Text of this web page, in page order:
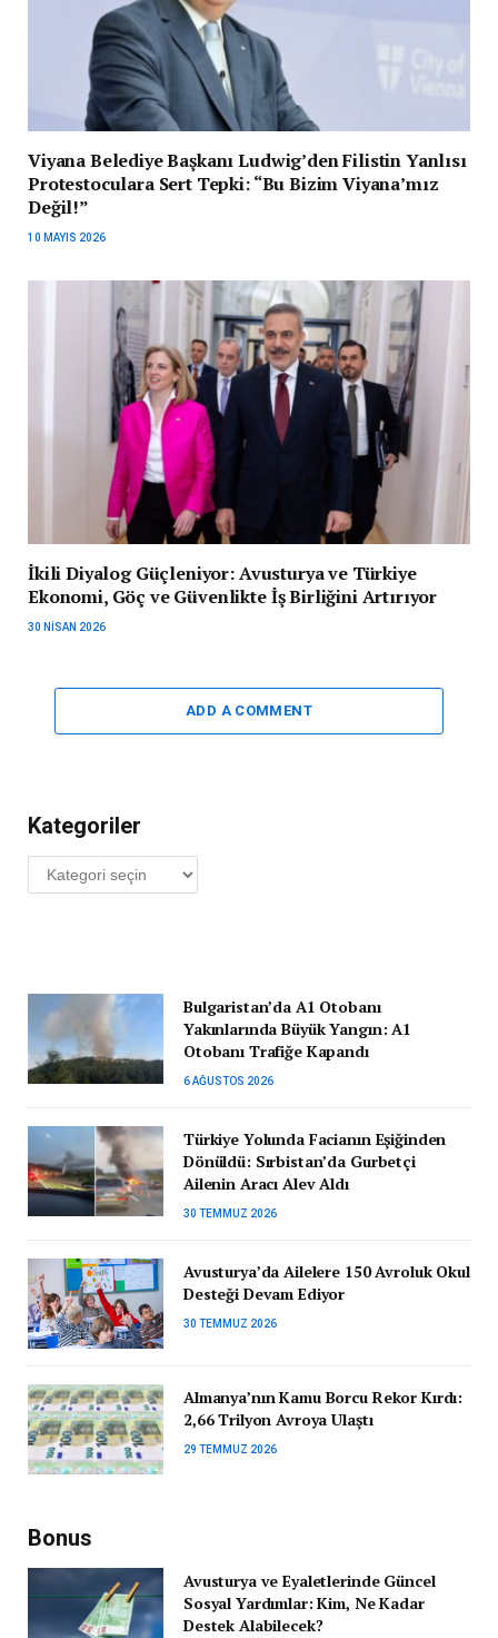
Viyana Belediye Başkanı Ludwig’den Filistin Yanlısı
Protestoculara Sert Tepki: “Bu Bizim Viyana’mız
Değil!”
10 MAYIS 2026
İkili Diyalog Güçleniyor: Avusturya ve Türkiye
Ekonomi, Göç ve Güvenlikte İş Birliğini Artırıyor
30 NISAN 2026
ADD A COMMENT
Kategoriler
Kategoriler
Bulgaristan’da A1 Otobanı
Yakınlarında Büyük Yangın: A1
Otobanı Trafiğe Kapandı
6 AĞUSTOS 2026
Türkiye Yolunda Facianın Eşiğinden
Dönüldü: Sırbistan’da Gurbetçi
Ailenin Aracı Alev Aldı
30 TEMMUZ 2026
Avusturya’da Ailelere 150 Avroluk Okul
Desteği Devam Ediyor
30 TEMMUZ 2026
Almanya’nın Kamu Borcu Rekor Kırdı:
2,66 Trilyon Avroya Ulaştı
29 TEMMUZ 2026
Bonus
Avusturya ve Eyaletlerinde Güncel
Sosyal Yardımlar: Kim, Ne Kadar
Destek Alabilecek?